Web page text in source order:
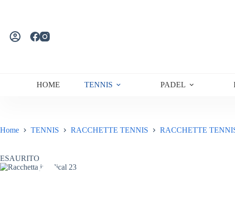
HOME TENNIS PADEL
Home TENNIS RACCHETTE TENNIS RACCHETTE
ESAURITO